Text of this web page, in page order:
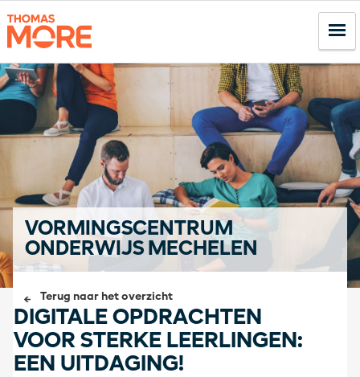
VORMINGSCENTRUM
ONDERWIJS MECHELEN
Terug naar het overzicht
DIGITALE OPDRACHTEN
VOOR STERKE LEERLINGEN:
EEN UITDAGING!